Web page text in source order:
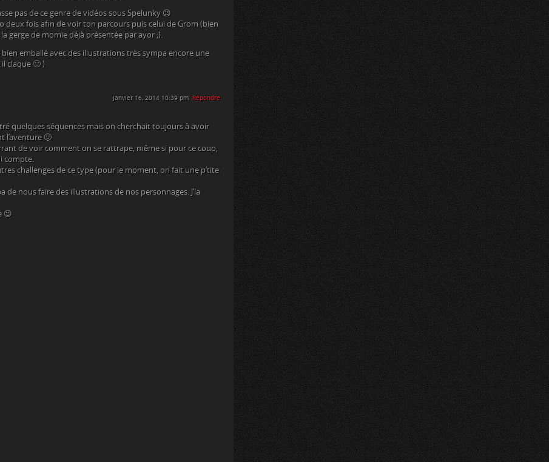
pas de ce genre de vidéos sous Spelunky 😉
deux fois afin de voir ton parcours puis celui de Grom (bien
la gerge de momie déjà présentée par ayor ;).
emballé avec des illustrations très sympa encore une
claque 🙂 )
janvier 16, 2014 10:39 pm Répondre
quelques séquences mais on cherchait toujours à avoir
l’aventure 🙂
de voir comment on se rattrape, même si pour ce coup,
compte.
challenges de ce type (pour le moment, on fait une p’tite
de nous faire des illustrations de nos personnages. J’la
😉